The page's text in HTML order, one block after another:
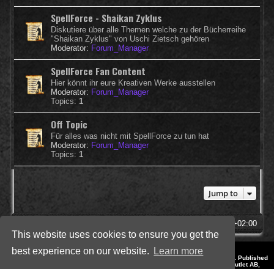
This website uses cookies to ensure you get the
best experience on our website.
Learn more
SpellForce - Shaikan Zyklus
Diskutiere über alle Themen welche zu der Bücherreihe
"Shaikan Zyklus" von Uschi Zietsch gehören
Moderator: Forum_Manager
SpellForce Fan Content
Hier könnt ihr eure Kreativen Werke ausstellen
Moderator: Forum_Manager
Topics: 1
Off Topic
Für alles was nicht mit SpellForce zu tun hat
Moderator: Forum_Manager
Topics: 1
Jump to
UTC+02:00
Style by IT-Huskys for
© 2014-2023 by THQNordic GmbH, Austria. Published
by THQNordic GmbH. SpellForce is a registered trademark of GO Game Outlet AB,